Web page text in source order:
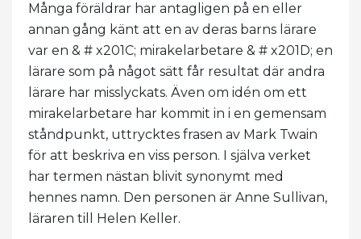
Många föräldrar har antagligen på en eller
annan gång känt att en av deras barns lärare
var en & # x201C; mirakelarbetare & # x201D; en
lärare som på något sätt får resultat där andra
lärare har misslyckats. Även om idén om ett
mirakelarbetare har kommit in i en gemensam
ståndpunkt, uttrycktes frasen av Mark Twain
för att beskriva en viss person. I själva verket
har termen nästan blivit synonymt med
hennes namn. Den personen är Anne Sullivan,
läraren till Helen Keller.